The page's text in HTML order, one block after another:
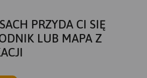
PRZYDA CI SIĘ
LUB MAPA Z